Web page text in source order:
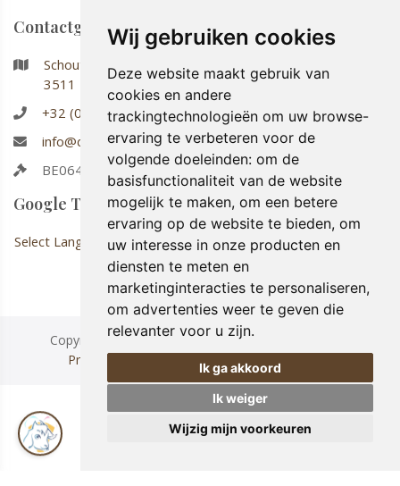
Wij gebruiken cookies
Deze website maakt gebruik van
cookies en andere
trackingtechnologieën om uw browse-
ervaring te verbeteren voor de
volgende doeleinden: om de
basisfunctionaliteit van de website
mogelijk te maken, om een betere
ervaring op de website te bieden, om
uw interesse in onze producten en
diensten te meten en
marketinginteracties te personaliseren,
om advertenties weer te geven die
relevanter voor u zijn.
Ik ga akkoord
Ik weiger
Wijzig mijn voorkeuren
Contactgegevens
Schouterveld 50
3511 Kuringen
+32 (0)486 91 22 63
info@deijsboetiek.be
BE0642.720.812
Google Translate
Select Language
Copyright © 2026 De IJsboetiek. All Rights Reserved.
Privacy & Cookies
UP-TO-DATE WebDesign